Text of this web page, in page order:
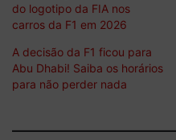
do logotipo da FIA nos
carros da F1 em 2026
A decisão da F1 ficou para
Abu Dhabi! Saiba os horários
para não perder nada